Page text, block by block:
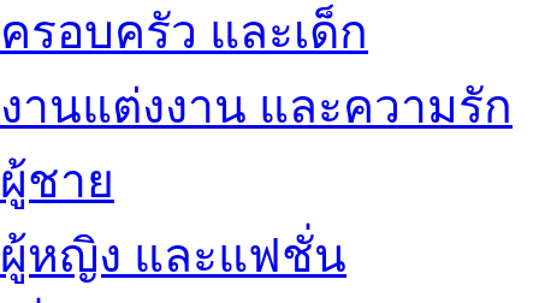
ครอบครัว และเด็ก
งานแต่งงาน และความรัก
ผู้ชาย
ผู้หญิง และแฟชั่น